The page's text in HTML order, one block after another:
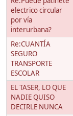
electrico circular
por vía
interurbana?
Re:CUANTÍA
SEGURO
TRANSPORTE
ESCOLAR
EL TASER, LO QUE
NADIE QUISO
DECIRLE NUNCA